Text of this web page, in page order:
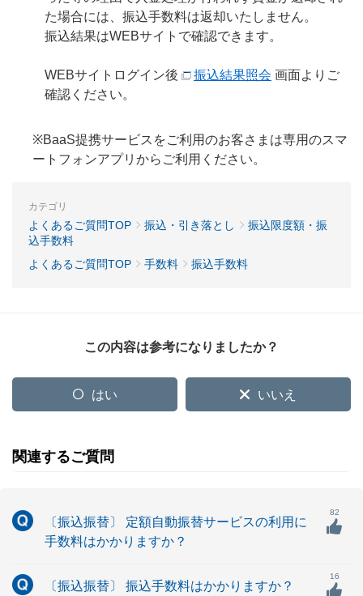
た場合には、振込手数料は返却いたしません。
振込結果はWEBサイトで確認できます。
WEBサイトログイン後 振込結果照会 画面よりご
確認ください。
※BaaS提携サービスをご利用のお客さまは専用のスマ
ートフォンアプリからご利用ください。
カテゴリ
よくあるご質問TOP 振込・引き落とし
振込限度額・振
込手数料
よくあるご質問TOP
手数料 振込手数料
この内容は参考になりましたか？
はい いいえ
関連するご質問
〔振込振替〕 定額自動振替サービスの利用に
手数料はかかりますか？
82
〔振込振替〕 振込手数料はかかりますか？
16